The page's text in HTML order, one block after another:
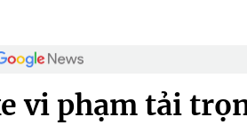
vi phạm tải